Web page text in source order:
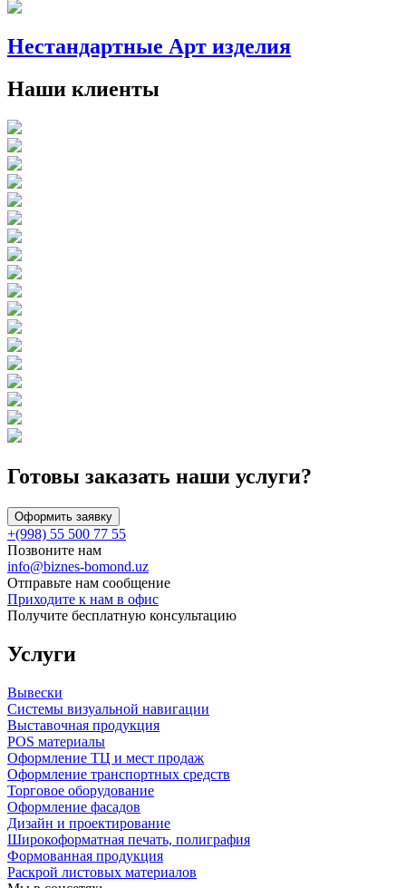
Нестандартные Арт изделия
Наши клиенты
Готовы заказать наши услуги?
Оформить заявку
+(998) 55 500 77 55
Позвоните нам
info@biznes-bomond.uz
Отправьте нам сообщение
Приходите к нам в офис
Получите бесплатную консультацию
Услуги
Вывески
Системы визуальной навигации
Выставочная продукция
POS материалы
Оформление ТЦ и мест продаж
Оформление транспортных средств
Торговое оборудование
Оформление фасадов
Дизайн и проектирование
Широкоформатная печать, полиграфия
Формованная продукция
Раскрой листовых материалов